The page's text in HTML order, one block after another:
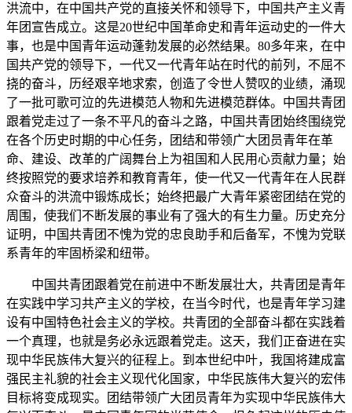
洪流中，在中国共产党的直接关怀和领导下，中国共产主义青
年团宣告成立。这是20世纪中国革命史和青年运动史的一件大
事，也是中国青年运动蓬勃发展的必然结果。80多年来，在中
国共产党的领导下，一代又一代青年站在时代的前列，不屈不
挠的奋斗，历经艰辛地求索，创造了令世人赞叹的业绩，涌现
了一批可歌可泣的先进模范人物和先进模范群体。中国共青团
跟着党走过了一条不平凡的奋斗之路，中国共青团始终围绕党
在各个历史时期的中心任务，团结和带领广大团员青年在革
命、建设、改革的广阔舞台上为祖国和人民用心贡献力量；始
终按照党的要求培养和教育青年，使一代又一代青年在人民群
众奋斗的洪流中锻炼成长；始终把最广大青年紧密团结在党的
周围，使我们不断发展的事业有了强大的有生力量。历史充分
证明，中国共青团不愧为党的忠良助手和后备军，不愧为党联
系青年的牢固桥梁和纽带。
中国共青团跟着党在前进中不断发展壮大，共青团是青年
在实践中学习共产主义的学校，在当今时代，也是青年学习建
设有中国特色社会主义的学校。共青团的全部奋斗都在实践着
一个真理，也就是务必永远跟着党走。这天，我们正奋进在实
现中华民族伟大复兴的征程上。到本世纪中叶，我国将建成富
强民主礼貌的社会主义现代化国家，中华民族伟大复兴的宏伟
目标将变成现实。团结带领广大团员青年为实现中华民族伟大